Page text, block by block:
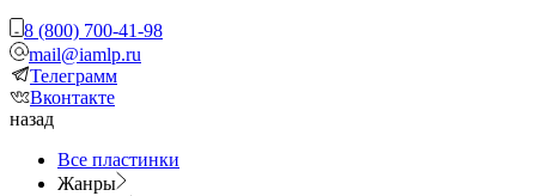
8 (800) 700-41-98
mail@iamlp.ru
Телеграмм
Вконтакте
назад
Все пластинки
Жанры